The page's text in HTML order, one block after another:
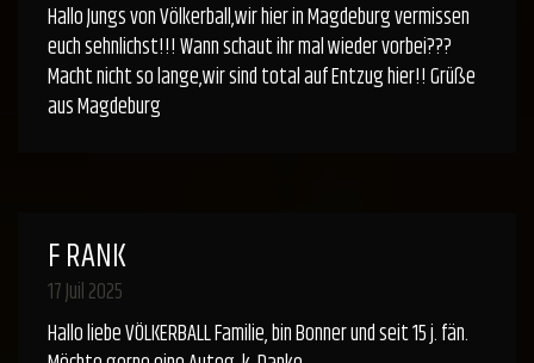
Hallo Jungs von Völkerball,wir hier in Magdeburg vermissen
euch sehnlichst!!! Wann schaut ihr mal wieder vorbei???
Macht nicht so lange,wir sind total auf Entzug hier!! Grüße
aus Magdeburg
F RANK
17 Juil 2025
Hallo liebe VÖLKERBALL Familie, bin Bonner und seit 15 j. fän.